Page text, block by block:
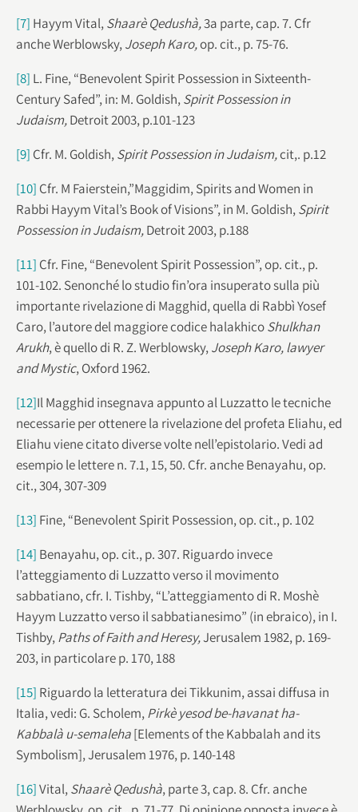
[7] Hayym Vital,Shaarè Qedushà,3a parte, cap. 7. Cfr
anche Werblowsky,Joseph Karo,op. cit., p. 75-76.
[8] L. Fine, “Benevolent Spirit Possession in Sixteenth-
Century Safed”, in: M. Goldish,Spirit Possession in
Judaism,Detroit 2003, p.101-123
[9] Cfr. M. Goldish,Spirit Possession in Judaism,cit,. p.12
[10] Cfr. M Faierstein,”Maggidim, Spirits and Women in
Rabbi Hayym Vital’s Book of Visions”, in M. Goldish,Spirit
Possession in Judaism,Detroit 2003, p.188
[11] Cfr. Fine, “Benevolent Spirit Possession”, op. cit., p.
101-102. Senonché lo studio fin’ora insuperato sulla più
importante rivelazione di Magghid, quella di Rabbì Yosef
Caro, l’autore del maggiore codice halakhicoShulkhan
Arukh, è quello di R. Z. Werblowsky,Joseph Karo, lawyer
and Mystic, Oxford 1962.
[12]Il Magghid insegnava appunto al Luzzatto le tecniche
necessarie per ottenere la rivelazione del profeta Eliahu, ed
Eliahu viene citato diverse volte nell’epistolario. Vedi ad
esempio le lettere n. 7.1, 15, 50. Cfr. anche Benayahu, op.
cit., 304, 307-309
[13] Fine, “Benevolent Spirit Possession, op. cit., p. 102
[14] Benayahu, op. cit., p. 307. Riguardo invece
l’atteggiamento di Luzzatto verso il movimento
sabbatiano, cfr. I. Tishby, “L’atteggiamento di R. Moshè
Hayym Luzzatto verso il sabbatianesimo” (in ebraico), in I.
Tishby,Paths of Faith and Heresy,Jerusalem 1982, p. 169-
203, in particolare p. 170, 188
[15] Riguardo la letteratura dei Tikkunim, assai diffusa in
Italia, vedi: G. Scholem,Pirkè yesod be-havanat ha-
Kabbalà u-semaleha[Elements of the Kabbalah and its
Symbolism], Jerusalem 1976, p. 140-148
[16]Vital,Shaarè Qedushà, parte 3, cap. 8. Cfr. anche